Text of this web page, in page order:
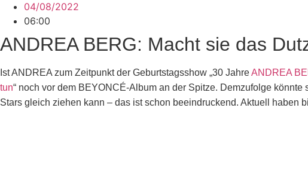
04/08/2022
06:00
ANDREA BERG: Macht sie das
Ist ANDREA zum Zeitpunkt der Geburtstagsshow „30 JahreANDREA
tun“ noch vor dem BEYONCÉ-Album an der Spitze. Demzufolge
Stars gleich ziehen kann – das ist schon beeindruckend. Aktuell haben